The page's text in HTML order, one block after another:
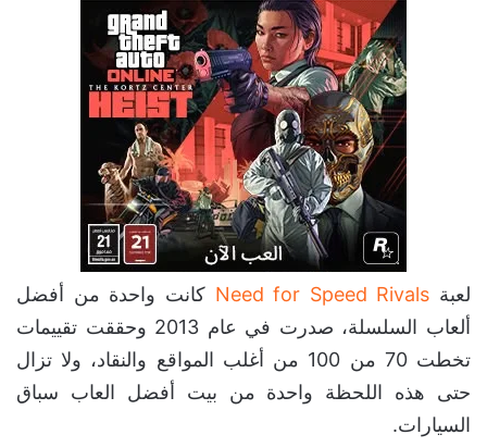
لعبة Need for Speed Rivals كانت واحدة من أفضل
ألعاب السلسلة، صدرت في عام 2013 وحققت تقييمات
تخطت 70 من 100 من أغلب المواقع والنقاد، ولا تزال
حتى هذه اللحظة واحدة من بيت أفضل العاب سباق
السيارات.